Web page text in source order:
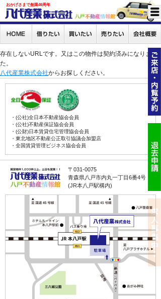
おかげさまで創業46周年
存在しないURLです。又はこの物件は契約済みになりまし
た。
八代産業株式会社からお探しください。
・(公社)全日本不動産協会会員
・(公社)不動産保証協会会員
・(公財)日本賃貸住宅管理協会会員
・東北地区不動産公正取引協議会加盟店
・全国賃貸管理ビジネス協会会員
〒031-0075
青森県八戸市内丸一丁目6番4号
(JR本八戸駅構内)